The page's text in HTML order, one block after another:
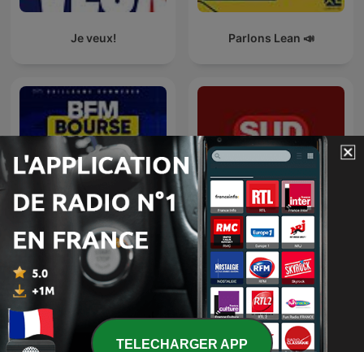
Je veux! Parlons Lean 📣
BFM Bourse L'info éco +
TELECHARGER APP